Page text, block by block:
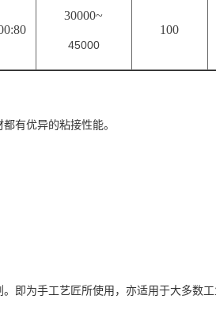
30000~
45000
100
有优异的粘接性能。
即为手工艺匠所使用，亦适用于大多数